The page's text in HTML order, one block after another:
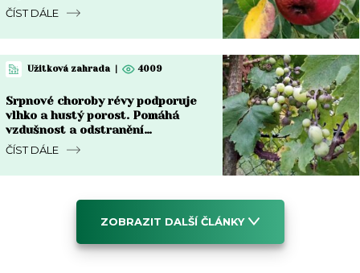
ČÍST DÁLE
Užitková zahrada 4009
Srpnové choroby révy podporuje
vlhko a hustý porost. Pomáhá
vzdušnost a odstranění
napadených částí
ČÍST DÁLE
ZOBRAZIT DALŠÍ ČLÁNKY